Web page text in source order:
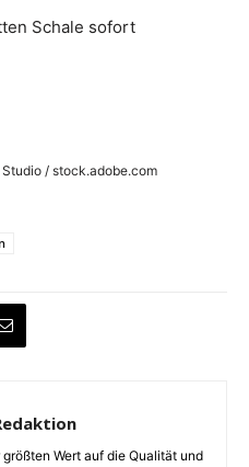
Schale sofort
/ stock.adobe.com
Wert auf die Qualität und